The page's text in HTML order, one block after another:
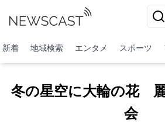
新着 地域検索 エンタメ スポーツ
冬の星空に大輪の花
会